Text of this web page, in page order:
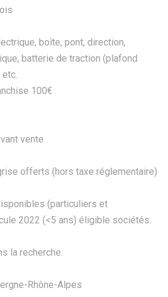
boîte, pont, direction,
batterie de traction (plafond
100€
vente
offerts (hors taxe réglementaire)
(particuliers et
2022 (<5 ans) éligible sociétés.
la recherche.
Rhône-Alpes